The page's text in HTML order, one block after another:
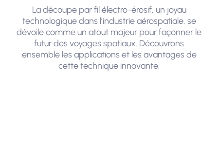
La découpe par fil électro-érosif, un joyau
technologique dans l’industrie aérospatiale, se
dévoile comme un atout majeur pour façonner le
futur des voyages spatiaux. Découvrons
ensemble les applications et les avantages de
cette technique innovante.